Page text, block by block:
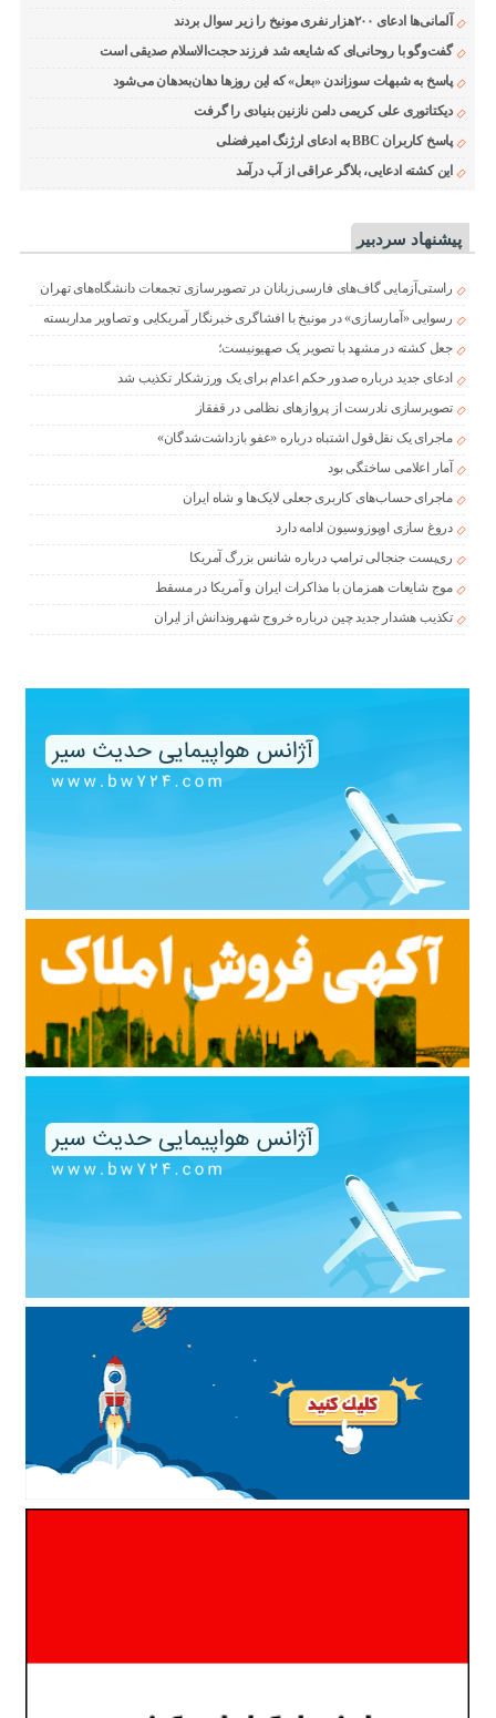
آلمانی‌ها ادعای ۲۰۰هزار نفری مونیخ را زیر سوال بردند
گفت‌وگو با روحانی‌ای که شایعه شد فرزند حجت‌الاسلام صدیقی است
پاسخ به شبهات سوزاندن «بعل» که این روزها دهان‌به‌دهان می‌شود
دیکتاتوری علی کریمی دامن نازنین بنیادی را گرفت
پاسخ کاربران BBC به ادعای ارژنگ امیرفضلی
این کشته ادعایی، بلاگر عراقی از آب درآمد
پیشنهاد سردبیر
راستی‌آزمایی گاف‌های فارسی‌زبانان در تصویرسازی تجمعات دانشگاه‌های تهران
رسوایی «آمارسازی» در مونیخ با افشاگری خبرنگار آمریکایی و تصاویر مداربسته
جعل کشته در مشهد با تصویر یک صهیونیست؛
ادعای جدید درباره صدور حکم اعدام برای یک ورزشکار تکذیب شد
تصویرسازی نادرست از پروازهای نظامی در قفقاز
ماجرای یک نقل‌قول اشتباه درباره «عفو بازداشت‌شدگان»
آمار اعلامی ساختگی بود
ماجرای حساب‌های کاربری جعلی لایک‌ها و شاه ایران
دروغ سازی اوپوزوسیون ادامه دارد
ری‌پست جنجالی ترامپ درباره شانس بزرگ آمریکا
موج شایعات همزمان با مذاکرات ایران و آمریکا در مسقط
تکذیب هشدار جدید چین درباره خروج شهروندانش از ایران